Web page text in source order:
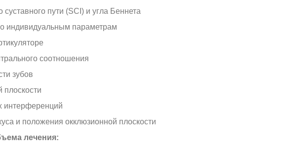
суставного пути (SCI) и угла Беннета
индивидуальным параметрам
соотношения
зубов
плоскости
интерференций
и положения окклюзионной плоскости
лечения: